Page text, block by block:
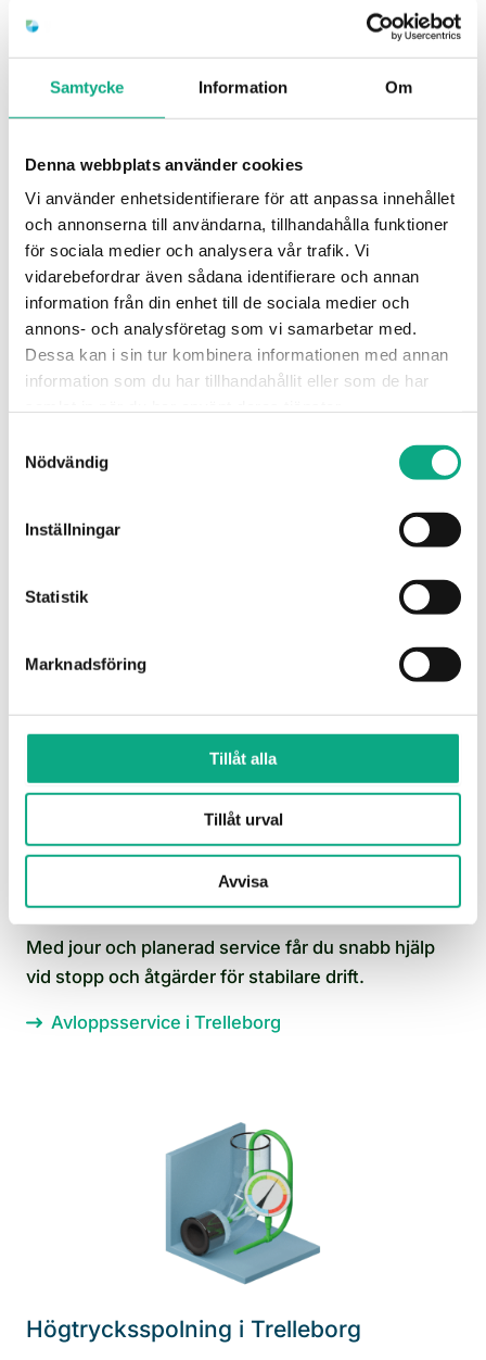
Samtycke Information Om
Denna webbplats använder cookies
Vi använder enhetsidentifierare för att anpassa innehållet
och annonserna till användarna, tillhandahålla funktioner
för sociala medier och analysera vår trafik. Vi
vidarebefordrar även sådana identifierare och annan
information från din enhet till de sociala medier och
annons- och analysföretag som vi samarbetar med.
Dessa kan i sin tur kombinera informationen med annan
information som du har tillhandahållit eller som de har
Nödvändig
Inställningar
Statistik
Marknadsföring
Tillåt alla
Tillåt urval
Avvisa
följer slamsugning ofta i samma rörelse, så att
tömning och spolning sker i en samlad insats. För
BRF i centrala Trelleborg är det vanliga upplägget
en löpande relation där akut spolning, planerad
samordnas under en partner.
Stamspolning i Trelleborg
fastigheten och förebygger återkommande stopp i
Stamspolning i Trelleborg
Avloppsservice i Trelleborg
Med jour och planerad service får du snabb hjälp
vid stopp och åtgärder för stabilare drift.
Avloppsservice i Trelleborg
Högtrycksspolning i Trelleborg